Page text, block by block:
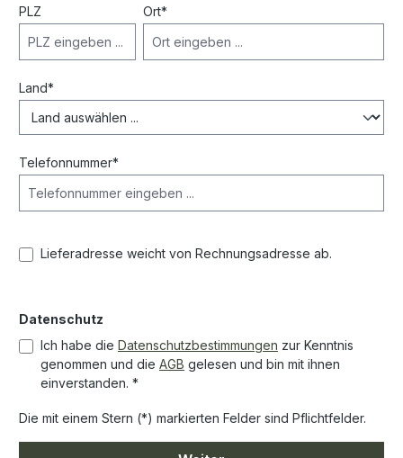
PLZ Ort*
Land*
Telefonnummer*
Lieferadresse weicht von Rechnungsadresse ab.
Datenschutz
Ich habe die Datenschutzbestimmungen zur Kenntnis
genommen und die AGB gelesen und bin mit ihnen
einverstanden. *
Die mit einem Stern (*) markierten Felder sind Pflichtfelder.